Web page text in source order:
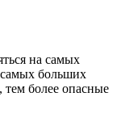
на самых
самых больших
более опасные